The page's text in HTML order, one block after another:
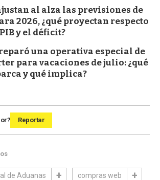
al alza las previsiones de
2026, ¿qué proyectan respecto
y el déficit?
una operativa especial de
para vacaciones de julio: ¿qué
y qué implica?
Reportar
de Aduanas compras web